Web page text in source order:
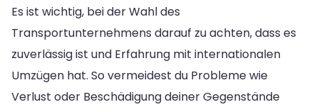
Es ist wichtig, bei der Wahl des
Transportunternehmens darauf zu achten, dass es
zuverlässig ist und Erfahrung mit internationalen
Umzügen hat. So vermeidest du Probleme wie
Verlust oder Beschädigung deiner Gegenstände